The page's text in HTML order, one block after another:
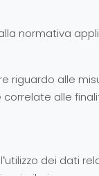
normativa
alle
alle
dei dati